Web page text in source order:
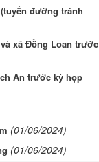
đường tránh
xã Đồng Loan trước
An trước kỳ họp
(01/06/2024)
(01/06/2024)